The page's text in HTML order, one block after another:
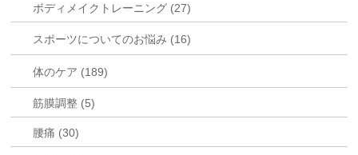
ボディメイクトレーニング (27)
スポーツについてのお悩み (16)
体のケア (189)
筋膜調整 (5)
腰痛 (30)